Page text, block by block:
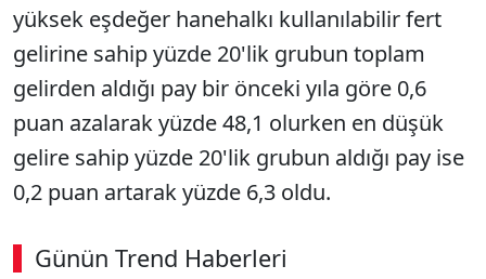
yüksek eşdeğer hanehalkı kullanılabilir fert
gelirine sahip yüzde 20'lik grubun toplam
gelirden aldığı pay bir önceki yıla göre 0,6
puan azalarak yüzde 48,1 olurken en düşük
gelire sahip yüzde 20'lik grubun aldığı pay ise
0,2 puan artarak yüzde 6,3 oldu.
Günün Trend Haberleri
00:03 / 08:43